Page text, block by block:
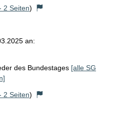
2 Seiten)
an:
des Bundestages [alle SG
2 Seiten)